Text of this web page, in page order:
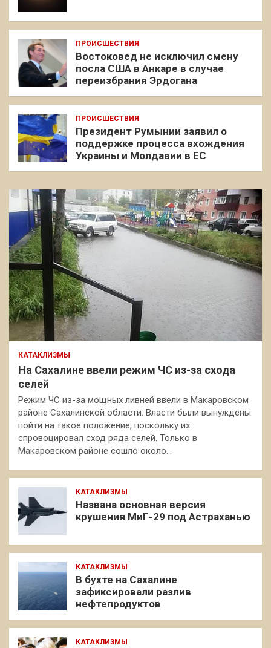
ПРОИСШЕСТВИЯ
Востоковед не исключил смену
посла США в Анкаре в случае
переизбрания Эрдогана
ПРОИСШЕСТВИЯ
Президент Румынии заявил о
поддержке процесса вхождения
Украины и Молдавии в ЕС
КАТАКЛИЗМЫ
На Сахалине ввели режим ЧС из-за схода
селей
Режим ЧС из-за мощных ливней ввели в Макаровском
районе Сахалинской области. Власти были вынуждены
пойти на такое положение, поскольку их
спровоцировал сход ряда селей. Только в
Макаровском районе сошло около…
КАТАКЛИЗМЫ
Названа основная версия
крушения МиГ-29 под Астраханью
КАТАКЛИЗМЫ
В бухте на Сахалине
зафиксировали разлив
нефтепродуктов
КАТАКЛИЗМЫ